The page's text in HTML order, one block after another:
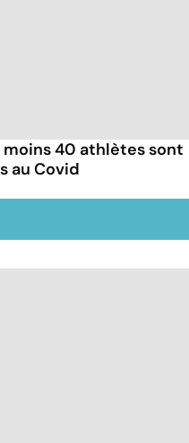
moins 40 athlètes sont
au Covid